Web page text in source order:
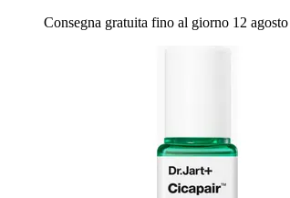
Consegna gratuita fino al giorno 12 agosto